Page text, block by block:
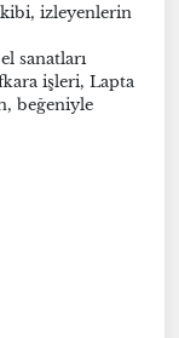
izleyenlerin
sanatları
işleri, Lapta
beğeniyle